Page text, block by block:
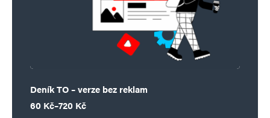
Deník TO – verze bez reklam
60 Kč–720 Kč
Rozpětí cen: 60 Kč až 720 Kč